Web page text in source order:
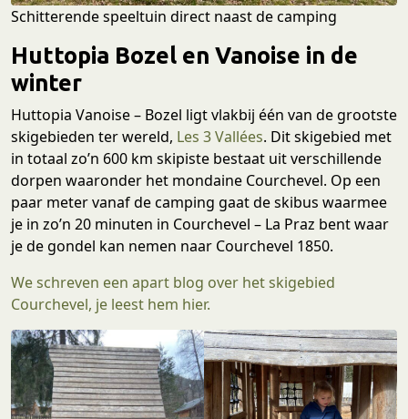
Schitterende speeltuin direct naast de camping
Huttopia Bozel en Vanoise in de
winter
Huttopia Vanoise – Bozel ligt vlakbij één van de grootste
skigebieden ter wereld, Les 3 Vallées. Dit skigebied met
in totaal zo’n 600 km skipiste bestaat uit verschillende
dorpen waaronder het mondaine Courchevel. Op een
paar meter vanaf de camping gaat de skibus waarmee
je in zo’n 20 minuten in Courchevel – La Praz bent waar
je de gondel kan nemen naar Courchevel 1850.
We schreven een apart blog over het skigebied
Courchevel, je leest hem hier.